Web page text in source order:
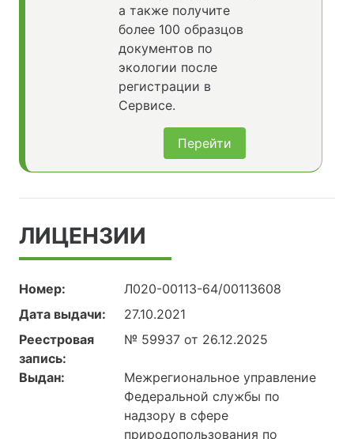
а также получите
более 100 образцов
документов по
экологии после
регистрации в
Сервисе.
Перейти
ЛИЦЕНЗИИ
Номер:
Л020-00113-64/00113608
Дата выдачи:
27.10.2021
Реестровая
запись:
№ 59937 от 26.12.2025
Выдан:
Межрегиональное управление
Федеральной службы по
надзору в сфере
природопользования по